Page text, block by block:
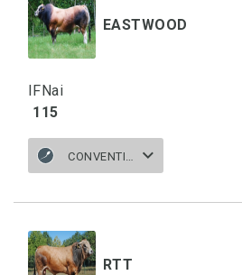
EASTWOOD
IFNai
115
CONVENTIONNELLE
RTT